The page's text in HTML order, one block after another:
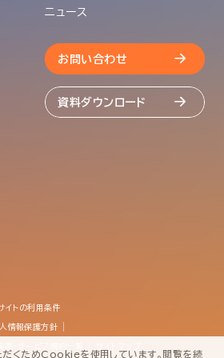
ニュース
お問い合わせ
資料ダウンロード
イトの利用条件
情報保護方針
だくためCookieを使用しています。閲覧を続